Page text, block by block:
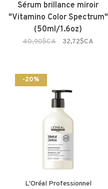
Sérum brillance miroir
"Vitamino Color Spectrum"
(50ml/1.6oz)
40,90$CA 32,72$CA
-20%
L'Oréal Professionnel